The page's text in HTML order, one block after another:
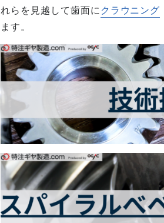
れらを見越して歯面に クラウニング
ます。